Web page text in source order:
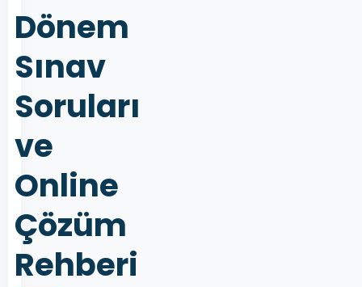
Dönem
Sınav
Soruları
ve
Online
Çözüm
Rehberi